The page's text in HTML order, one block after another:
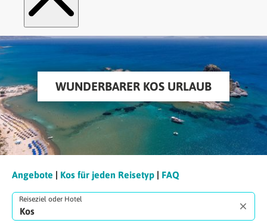
WUNDERBARER KOS URLAUB
Angebote Kos für jeden Reisetyp FAQ
Reiseziel oder Hotel